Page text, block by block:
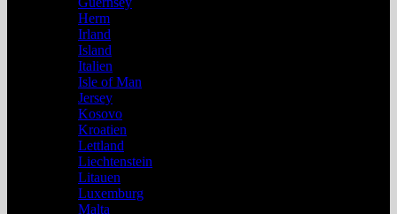
Herm
Irland
Island
Italien
Isle of Man
Jersey
Kosovo
Kroatien
Lettland
Liechtenstein
Litauen
Luxemburg
Malta